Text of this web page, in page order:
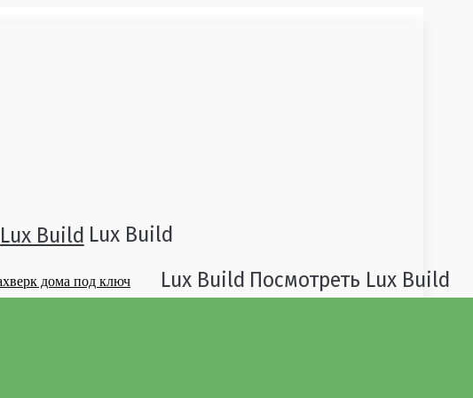
Lux Build Lux Build
Lux Build Посмотреть Lux Build